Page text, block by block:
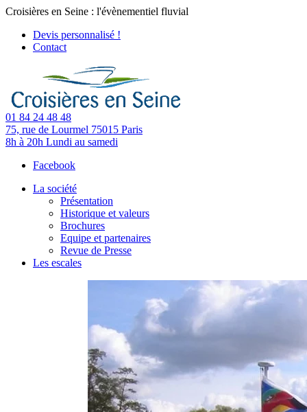
Croisières en Seine : l'évènementiel fluvial
Devis personnalisé !
Contact
01 84 24 48 48
75, rue de Lourmel 75015 Paris
8h à 20h Lundi au samedi
Facebook
La société
Présentation
Historique et valeurs
Brochures
Equipe et partenaires
Revue de Presse
Les escales